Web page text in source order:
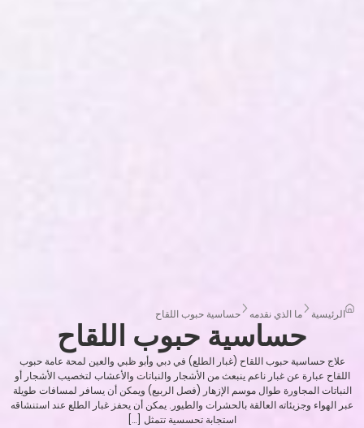
الرئيسية ما الذي نقدمه حساسية حبوب اللقاح
حساسية حبوب اللقاح
علاج حساسية حبوب اللقاح (غبار الطلع) في دبي وأبو ظبي والعين لمحة عامة حبوب
اللقاح عبارة عن غبار ناعم ينبعث من الأشجار والنباتات والأعشاب لتخصيب الأشجار أو
النباتات المجاورة طوال موسم الإزهار (فصل الربيع) ويمكن أن يسافر لمسافات طويلة
عبر الهواء وجزيئاته العالقة بالحشرات والطيور. يمكن أن يحفز غبار الطلع عند استنشاقه
استجابة تحسسية تتمثل […]